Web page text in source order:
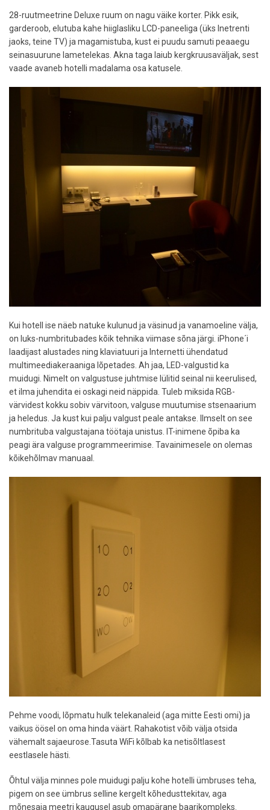
28-ruutmeetrine Deluxe ruum on nagu väike korter. Pikk esik,
garderoob, elutuba kahe hiiglasliku LCD-paneeliga (üks Inetrenti
jaoks, teine TV) ja magamistuba, kust ei puudu samuti peaaegu
seinasuurune lametelekas. Akna taga laiub kergkruusaväljak, sest
vaade avaneb hotelli madalama osa katusele.
Kui hotell ise näeb natuke kulunud ja väsinud ja vanamoeline välja,
on luks-numbritubades kõik tehnika viimase sõna järgi. iPhone´i
laadijast alustades ning klaviatuuri ja Internetti ühendatud
multimeediakeraaniga lõpetades. Ah jaa, LED-valgustid ka
muidugi. Nimelt on valgustuse juhtmise lülitid seinal nii keerulised,
et ilma juhendita ei oskagi neid näppida. Tuleb miksida RGB-
värvidest kokku sobiv värvitoon, valguse muutumise stsenaarium
ja heledus. Ja kust kui palju valgust peale antakse. Ilmselt on see
numbrituba valgustajana töötaja unistus. IT-inimene õpiba ka
peagi ära valguse programmeerimise. Tavainimesele on olemas
kõikehõlmav manuaal.
Pehme voodi, lõpmatu hulk telekanaleid (aga mitte Eesti omi) ja
vaikus öösel on oma hinda väärt. Rahakotist võib välja otsida
vähemalt sajaeurose.Tasuta WiFi kõlbab ka netisõltlasest
eestlasele hästi.
Õhtul välja minnes pole muidugi palju kohe hotelli ümbruses teha,
pigem on see ümbrus selline kergelt kõhedusttekitav, aga
mõnesaja meetri kaugusel asub omapärane baarikompleks.